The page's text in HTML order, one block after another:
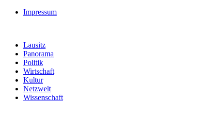
Impressum
Lausitz
Panorama
Politik
Wirtschaft
Kultur
Netzwelt
Wissenschaft